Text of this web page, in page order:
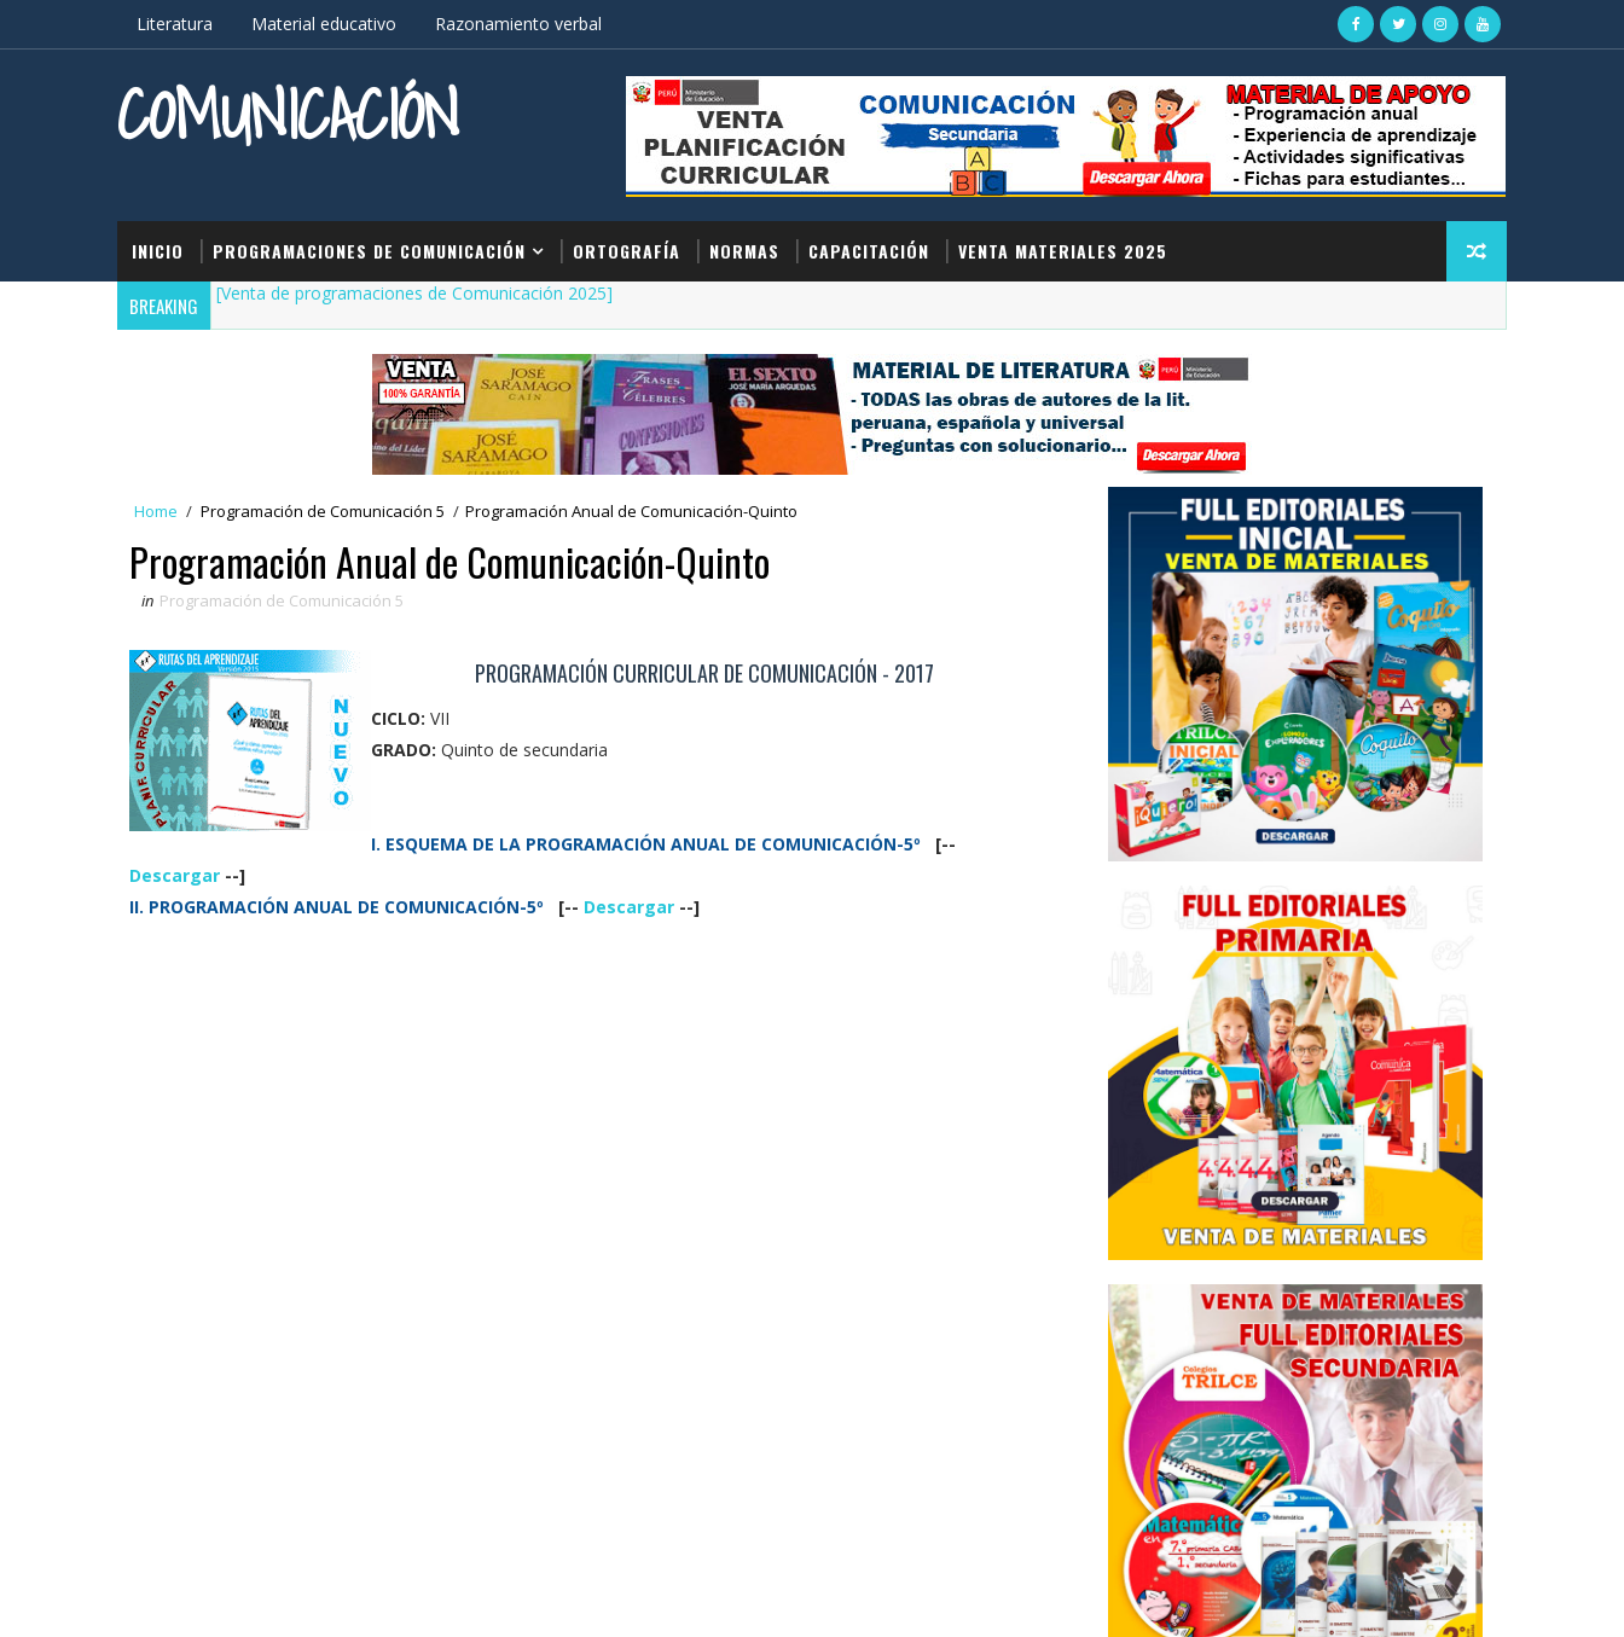
Literatura Material educativo Razonamiento verbal
COMUNICACIÓN
INICIO PROGRAMACIONES DE COMUNICACIÓN ORTOGRAFÍA NORMAS CAPACITACIÓN VENTA MATERIALES 2025
BREAKING [Venta de programaciones de Comunicación 2025]
Home / Programación de Comunicación 5 / Programación Anual de Comunicación-Quinto
Programación Anual de Comunicación-Quinto
in Programación de Comunicación 5
PROGRAMACIÓN CURRICULAR DE COMUNICACIÓN - 2017
CICLO: VII
GRADO: Quinto de secundaria
I. ESQUEMA DE LA PROGRAMACIÓN ANUAL DE COMUNICACIÓN-5º
[--
Descargar --]
II. PROGRAMACIÓN ANUAL DE COMUNICACIÓN-5º [-- Descargar --]